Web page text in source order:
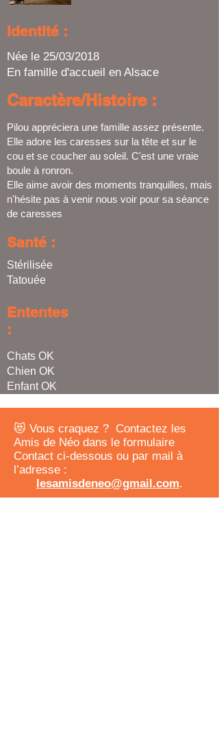
Identité :
Née le 25/03/2018
En famille d'accueil en Alsace
Caractère/Histoire :
Pilou appréciera une famille assez présente.
Elle adore les caresses sur la tête et sur le
cou et se coucher au soleil. C'est une vraie
boule à ronron.
Elle aime avoir des moments tranquilles, mais
n'hésite pas à venir nous voir pour sa séance
de caresses
Santé :
Stérilisée
Tatouée
Ententes
:
Chats OK
Chien OK
Enfant OK
😻 Vous craquez ? Contactez les
Amis de Néo dans le formulaire
Contact ci-dessous ou par mail à
l’adresse :
lesamisdeneo@gmail.com.